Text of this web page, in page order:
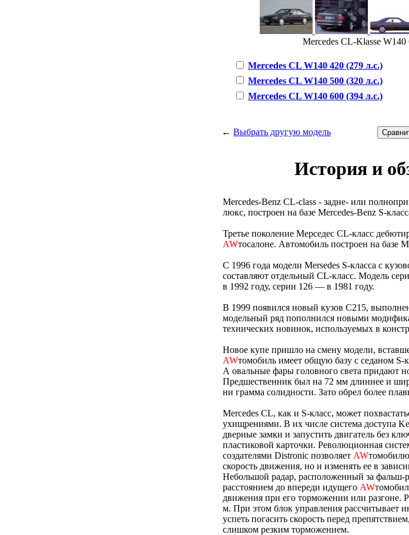
Mercedes CL-Klasse W140
Mercedes CL W140 420 (279 л.с.)
Mercedes CL W140 500 (320 л.с.)
Mercedes CL W140 600 (394 л.с.)
← Выбрать другую модель
История и
Mercedes-Benz CL-class - задне- или
люкс, построен на базе Mercedes-Benz S-
Третье поколение Мерседес CL-класс
AWтосалоне. Автомобиль построен на базе
С 1996 года модели Mersedes S-класса с
составляют отдельный CL-класс. Модель
в 1992 году, серии 126 — в 1981 году.
В 1999 появился новый кузов С215,
модельный ряд пополнился новыми
технических новинок, используемых в
Новое купе пришло на смену модели,
AWтомобиль имеет общую базу с седаном S-
А овальные фары головного света придают
Предшественник был на 72 мм длиннее и
ни грамма солидности. Зато обрел более
Mercedes CL, как и S-класс, может
ухищрениями. В их числе система доступа
дверные замки и запустить двигатель без
пластиковой карточки. Революционная
создателями Distronic позволяет AWтомобилю
скорость движения, но и изменять ее в
Небольшой радар, расположенный за фальш-
расстоянием до впереди идущего AW
движения при его торможении или разгоне.
м. При этом блок управления рассчитывает
успеть погасить скорость перед
слишком резким торможением.